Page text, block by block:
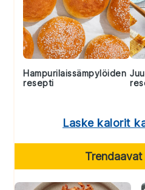
Hampurilaissämpylöiden
resepti
Laske kalorit